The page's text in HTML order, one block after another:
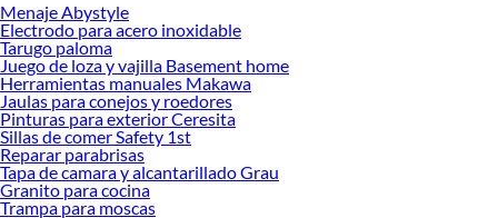
Desde remodelaciones hasta proyectos de decoración, estamos aquí para hacer
tus ideas realidad. ¡Visítanos y encuentra todo lo que tenemos para ofrecerte en
Herramientas de jardín!
Explora la variedad de productos de Herramientas de jardín en Sodimac
Herramientas, materiales y accesorios de calidad para tus proyectos y
renovación de espacios. ¡Visítanos y descubre todo lo que tenemos para
ofrecerte!
Encuentra una amplia variedad de productos de Herramientas de jardín en
Menaje Abystyle
Electrodo para acero inoxidable
Tarugo paloma
Juego de loza y vajilla Basement home
Herramientas manuales Makawa
Jaulas para conejos y roedores
Pinturas para exterior Ceresita
Sillas de comer Safety 1st
Reparar parabrisas
Tapa de camara y alcantarillado Grau
Granito para cocina
Trampa para moscas